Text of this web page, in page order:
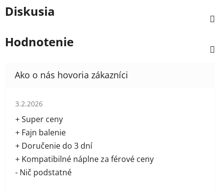
Diskusia
Hodnotenie
Hodnotenie obchodu je 5 z 5 hviezdičiek.
3.2.2026
+ Super ceny
+ Fajn balenie
+ Doručenie do 3 dní
+ Kompatibilné náplne za férové ceny
- Nič podstatné